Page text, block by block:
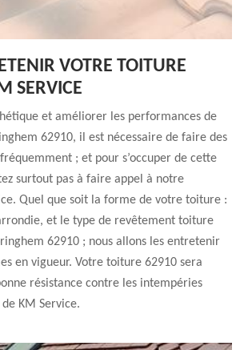
VOTRE TOITURE
SERVICE
et améliorer les performances de
62910, il est nécessaire de faire des
; et pour s’occuper de cette
surtout pas à faire appel à notre
Quel que soit la forme de votre toiture :
et le type de revêtement toiture
62910 ; nous allons les entretenir
en vigueur. Votre toiture 62910 sera
résistance contre les intempéries
KM Service.